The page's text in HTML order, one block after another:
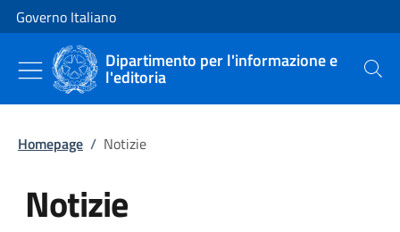
Vai al contenuto
Vai alla navigazione del sito
Governo Italiano
Dipartimento per l'informazione e
l'editoria Cerca
Homepage / Notizie
Notizie